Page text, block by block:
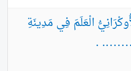
الْعَلَمَ فِي مَدِينَةِ